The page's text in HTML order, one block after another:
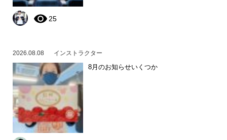
25
2026.08.08 インストラクター
8月のお知らせいくつか